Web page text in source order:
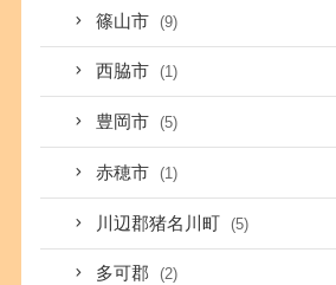
篠山市 (9)
西脇市 (1)
豊岡市 (5)
赤穂市 (1)
川辺郡猪名川町 (5)
多可郡 (2)